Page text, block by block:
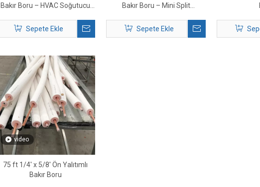
Bakır Boru – HVAC Soğutucu
Sepete Ekle
Bakır Boru – Mini Split
Akışkan Hattı
Sepete Ekle
video
75 ft 1/4' x 5/8' Ön Yalıtımlı
Bakır Boru